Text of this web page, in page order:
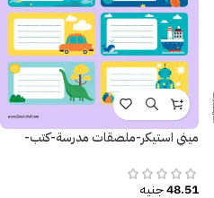
ميني استيكر-ملصقات مدرسة-كتب-
48.51جنيه